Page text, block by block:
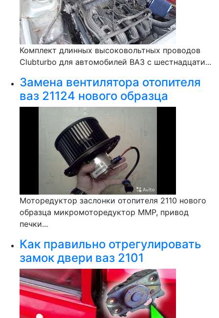
Комплект длинных высоковольтных проводов
Clubturbo для автомобилей ВАЗ с шестнадцати...
Замена вентилятора отопителя
ваз 21124 нового образца
Моторедуктор заслонки отопителя 2110 нового
образца микромоторедуктор ММР, привод
печки...
Как правильно отрегулировать
замок двери ваз 2101